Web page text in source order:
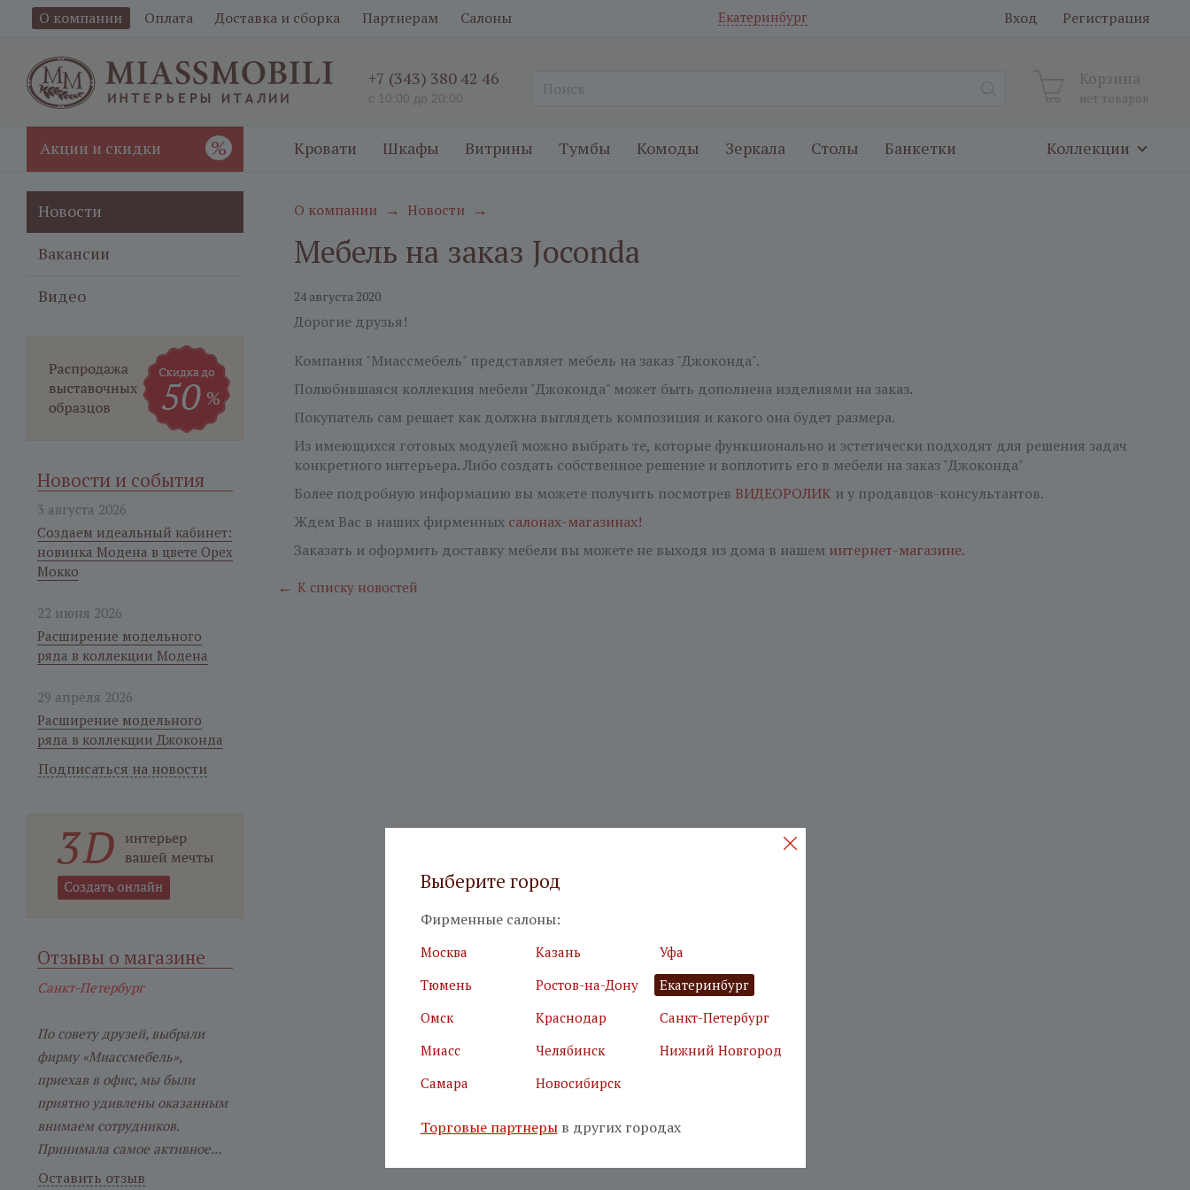
О компании Оплата Доставка и сборка Партнерам Салоны Екатеринбург Вход Регистрация
+7 (343) 380 42 46
с 10:00 до 20:00
Корзина
нет товаров
Акции и скидки % Кровати Шкафы Витрины Тумбы Комоды Зеркала Столы Банкетки Коллекции
О компании → Новости →
Мебель на заказ Joconda
24 августа 2020
Дорогие друзья!
Компания "Миассмебель" представляет мебель на заказ "Джоконда".
Полюбившаяся коллекция мебели "Джоконда" может быть дополнена изделиями на заказ.
Покупатель сам решает как должна выглядеть композиция и какого она будет размера.
Из имеющихся готовых модулей можно выбрать те, которые функционально и эстетически подходят для решения задач
конкретного интерьера. Либо создать собственное решение и воплотить его в мебели на заказ "Джоконда"
Более подробную информацию вы можете получить посмотрев ВИДЕОРОЛИК и у продавцов-консультантов.
Ждем Вас в наших фирменных салонах-магазинах!
Заказать и оформить доставку мебели вы можете не выходя из дома в нашем интернет-магазине.
← К списку новостей
Новости
Вакансии
Видео
Новости и события
3 августа 2026
Создаем идеальный кабинет:
новинка Модена в цвете Орех
Мокко
22 июня 2026
Расширение модельного
ряда в коллекции Модена
29 апреля 2026
Расширение модельного
ряда в коллекции Джоконда
Подписаться на новости
Отзывы о магазине
Санкт-Петербург
По совету друзей, выбрали
фирму «Миассмебель»,
приехав в офис, мы были
приятно удивлены оказанным
внимаем сотрудников.
Принимала самое активное...
Оставить отзыв
Выберите город
Фирменные салоны:
Москва Казань
Уфа
Тюмень
Ростов-на-Дону
Екатеринбург
Омск
Краснодар
Санкт-Петербург
Миасс
Челябинск
Нижний Новгород
Самара
Новосибирск
Торговые партнерыв других городах